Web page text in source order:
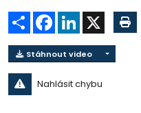
Sdílet Facebook
LinkedIn
Stáhnout video
Nahlásit chybu